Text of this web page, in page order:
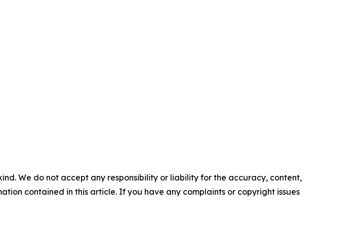
We do not accept any responsibility or liability for the accuracy, content,
contained in this article. If you have any complaints or copyright issues